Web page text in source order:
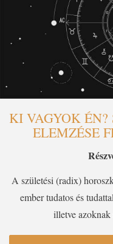
KI VAGYOK ÉN?
ELEMZÉSE
A születési (radix)
ember tudatos és
illetve azoknak